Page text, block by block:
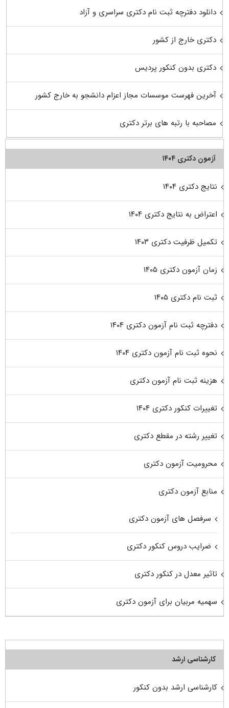
دانلود دفترچه ثبت نام دکتری سراسری و آزاد
دکتری خارج از کشور
دکتری بدون کنکور پردیس
آخرین فهرست موسسات مجاز اعزام دانشجو به خارج کشور
مصاحبه با رتبه های برتر دکتری
آزمون دکتری ۱۴۰۴
نتایج دکتری ۱۴۰۴
اعتراض به نتایج دکتری ۱۴۰۴
تکمیل ظرفیت دکتری ۱۴۰۳
زمان آزمون دکتری ۱۴۰۵
ثبت نام دکتری ۱۴۰۵
دفترچه ثبت نام آزمون دکتری ۱۴۰۴
نحوه ثبت نام آزمون دکتری ۱۴۰۴
هزینه ثبت نام آزمون دکتری
تغییرات کنکور دکتری ۱۴۰۴
تغییر رشته در مقطع دکتری
محرومیت آزمون دکتری
منابع آزمون دکتری
سرفصل های آزمون دکتری
ضرایب دروس کنکور دکتری
تاثیر معدل در کنکور دکتری
سهمیه مربیان برای آزمون دکتری
کارشناسی ارشد
کارشناسی ارشد بدون کنکور